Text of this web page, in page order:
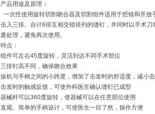
产品用途及原理：
一次性使用旋转切割吻合器及切割组件适用于腔镜和开
击入三排、合计6排互相交错排列的缝钉，并同时以手术
废处理，避免再次使用。
特点：
组件可左右45度旋转，灵活到达不同手术部位
三排钉高不同，确保吻合效果
扳机与手柄之间的小跨度，增加了击发时的舒适度，减小
击发时的触感反馈，可使外科医生确认缝钉已成型
器械杆可以360度旋转，使器械可以在任意部位使用
直观、简单的手柄设计，可使医生一目了然，操作方便